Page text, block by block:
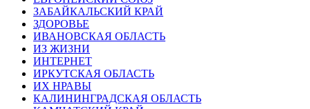
ЗАБАЙКАЛЬСКИЙ КРАЙ
ЗДОРОВЬЕ
ИВАНОВСКАЯ ОБЛАСТЬ
ИЗ ЖИЗНИ
ИНТЕРНЕТ
ИРКУТСКАЯ ОБЛАСТЬ
ИХ НРАВЫ
КАЛИНИНГРАДCКАЯ ОБЛАСТЬ